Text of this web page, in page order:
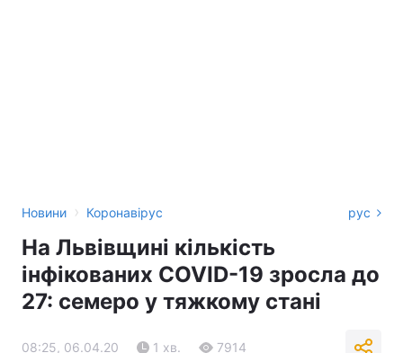
Новини › Коронавірус рус
На Львівщині кількість
інфікованих COVID-19 зросла до
27: семеро у тяжкому стані
08:25, 06.04.20 1 хв. 7914